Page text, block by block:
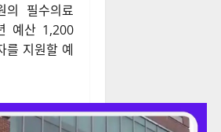
를 지원할 예